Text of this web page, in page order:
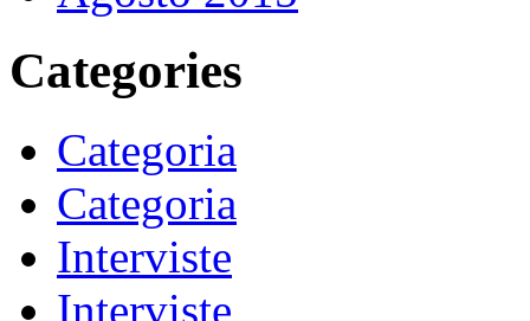
Categories
Categoria
Categoria
Interviste
Interviste